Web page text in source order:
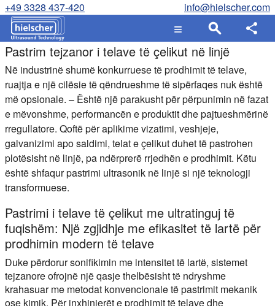
+49 3328 437-420 info@hielscher.com
Pastrim tejzanor i telave të çelikut në linjë
Në industrinë shumë konkurruese të prodhimit të telave,
ruajtja e një cilësie të qëndrueshme të sipërfaqes nuk është
më opsionale. – Është një parakusht për përpunimin në fazat
e mëvonshme, performancën e produktit dhe pajtueshmërinë
rregullatore. Qoftë për aplikime vizatimi, veshjeje,
galvanizimi apo saldimi, telat e çelikut duhet të pastrohen
plotësisht në linjë, pa ndërprerë rrjedhën e prodhimit. Këtu
është shfaqur pastrimi ultrasonik në linjë si një teknologji
transformuese.
Pastrimi i telave të çelikut me ultratinguj të
fuqishëm: Një zgjidhje me efikasitet të lartë për
prodhimin modern të telave
Duke përdorur sonifikimin me intensitet të lartë, sistemet
tejzanore ofrojnë një qasje thelbësisht të ndryshme
krahasuar me metodat konvencionale të pastrimit mekanik
ose kimik. Për inxhinierët e prodhimit të telave dhe